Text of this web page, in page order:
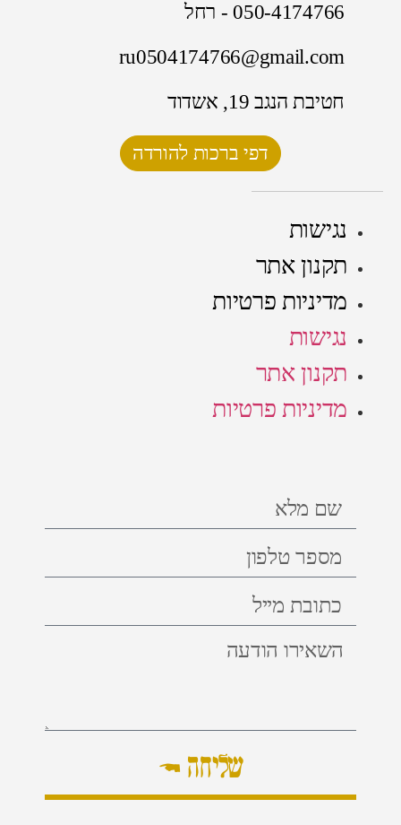
050-4174766 - רחל
ru0504174766@gmail.com
חטיבת הנגב 19, אשדוד
דפי ברכות להורדה
נגישות
תקנון אתר
מדיניות פרטיות
נגישות
תקנון אתר
מדיניות פרטיות
שליחה ←